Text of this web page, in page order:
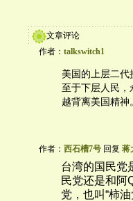
文章评论
作者： talkswitch1
美国的上层二
至于下层人民
越背离美国精神
作者： 西石槽7号 回复 蒋
台湾的国民党
民党还是和阿
党，也叫“柿